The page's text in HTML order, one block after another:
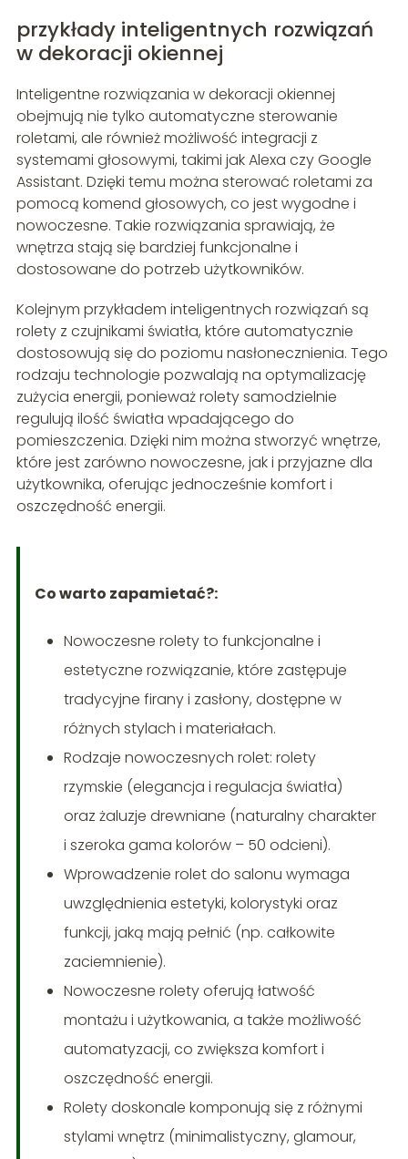
przykłady inteligentnych rozwiązań
w dekoracji okiennej
Inteligentne rozwiązania w dekoracji okiennej
obejmują nie tylko automatyczne sterowanie
roletami, ale również możliwość integracji z
systemami głosowymi, takimi jak Alexa czy Google
Assistant. Dzięki temu można sterować roletami za
pomocą komend głosowych, co jest wygodne i
nowoczesne. Takie rozwiązania sprawiają, że
wnętrza stają się bardziej funkcjonalne i
dostosowane do potrzeb użytkowników.
Kolejnym przykładem inteligentnych rozwiązań są
rolety z czujnikami światła, które automatycznie
dostosowują się do poziomu nasłonecznienia. Tego
rodzaju technologie pozwalają na optymalizację
zużycia energii, ponieważ rolety samodzielnie
regulują ilość światła wpadającego do
pomieszczenia. Dzięki nim można stworzyć wnętrze,
które jest zarówno nowoczesne, jak i przyjazne dla
użytkownika, oferując jednocześnie komfort i
oszczędność energii.
Co warto zapamietać?:
Nowoczesne rolety to funkcjonalne i
estetyczne rozwiązanie, które zastępuje
tradycyjne firany i zasłony, dostępne w
różnych stylach i materiałach.
Rodzaje nowoczesnych rolet: rolety
rzymskie (elegancja i regulacja światła)
oraz żaluzje drewniane (naturalny charakter
i szeroka gama kolorów – 50 odcieni).
Wprowadzenie rolet do salonu wymaga
uwzględnienia estetyki, kolorystyki oraz
funkcji, jaką mają pełnić (np. całkowite
zaciemnienie).
Nowoczesne rolety oferują łatwość
montażu i użytkowania, a także możliwość
automatyzacji, co zwiększa komfort i
oszczędność energii.
Rolety doskonale komponują się z różnymi
stylami wnętrz (minimalistyczny, glamour,